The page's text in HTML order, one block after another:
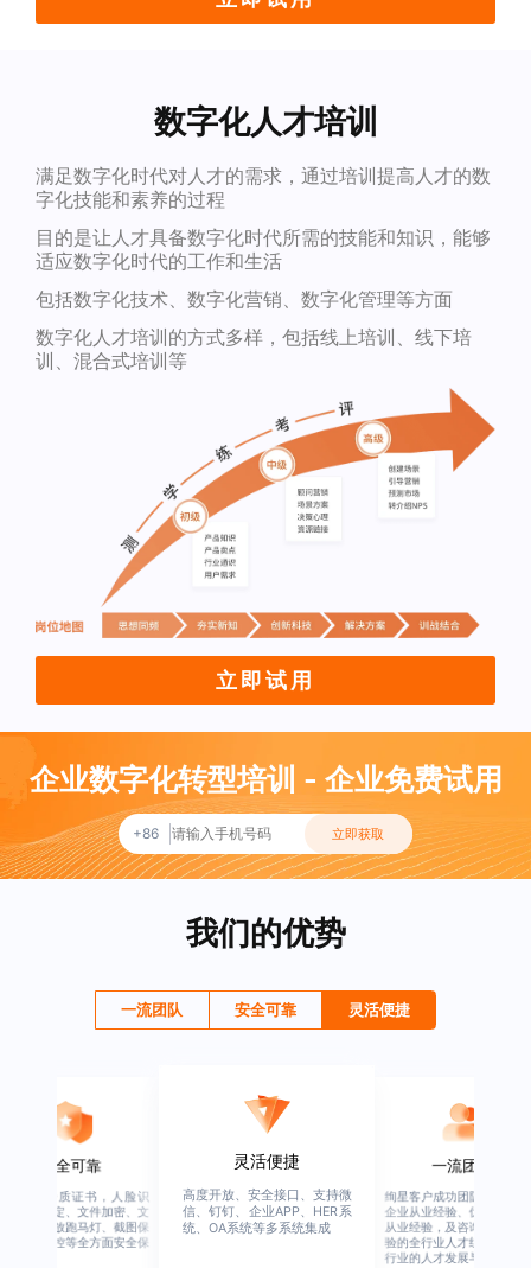
数字化人才培训
满足数字化时代对人才的需求，通过培训提高人才的数
字化技能和素养的过程
目的是让人才具备数字化时代所需的技能和知识，能够
适应数字化时代的工作和生活
包括数字化技术、数字化营销、数字化管理等方面
数字化人才培训的方式多样，包括线上培训、线下培
训、混合式培训等
立即试用
企业数字化转型培训 - 企业免费试用
+86 立即获取
我们的优势
一流团队 安全可靠 灵活便捷
安全可靠
业权威资质证书，人脸识
、设备绑定、文件加密、文
水印、播放跑马灯、截图保
、权限管控等全方面安全保
灵活便捷
高度开放、安全接口、支持微
信、钉钉、企业APP、HER系
统、OA系统等多系统集成
一流团队
绚星客户成功团队，由有多
企业从业经验、优秀培训机
从业经验，及咨询公司从业
验的全行业人才组成，涉猎
行业的人才发展与培养模块